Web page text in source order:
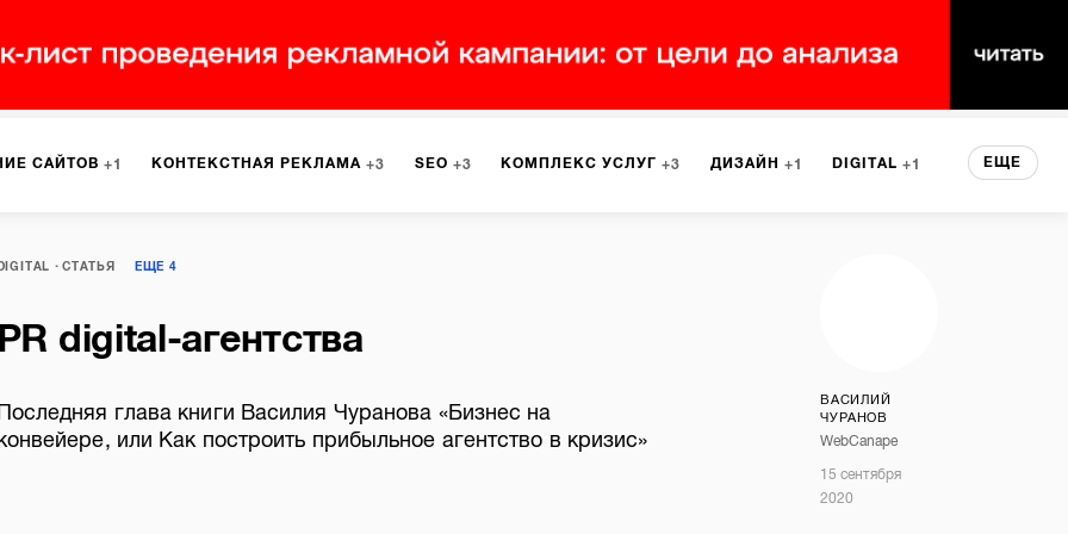
САЙТОВ 1 КОНТЕКСТНАЯ РЕКЛАМА 3 SEO 3 КОМПЛЕКС УСЛУГ 3 ДИЗАЙН 1 DIGITAL 1
9 ПРОГРАММИРОВАНИЕ
ЮЗАБИЛИТИ ИНТРАНЕТ МОНИТОРИНГ
ЕЩЕ
СТАТЬЯ ЕЩЕ 4
digital-агентства
глава книги Василия Чуранова «Бизнес на
или Как построить прибыльное агентство в кризис»
ВАСИЛИЙ
ЧУРАНОВ
WebCanape
15 сентября
2020